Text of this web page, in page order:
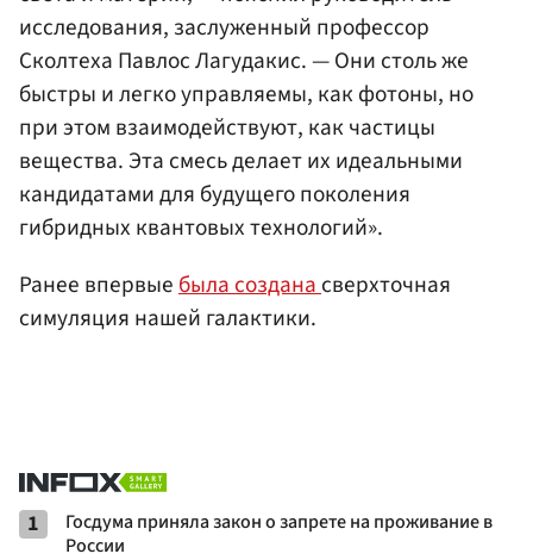
исследования, заслуженный профессор
Сколтеха Павлос Лагудакис. — Они столь же
быстры и легко управляемы, как фотоны, но
при этом взаимодействуют, как частицы
вещества. Эта смесь делает их идеальными
кандидатами для будущего поколения
гибридных квантовых технологий».
Ранее впервыебыла созданасверхточная
симуляция нашей галактики.
1
Госдума приняла закон о запрете на проживание в
России